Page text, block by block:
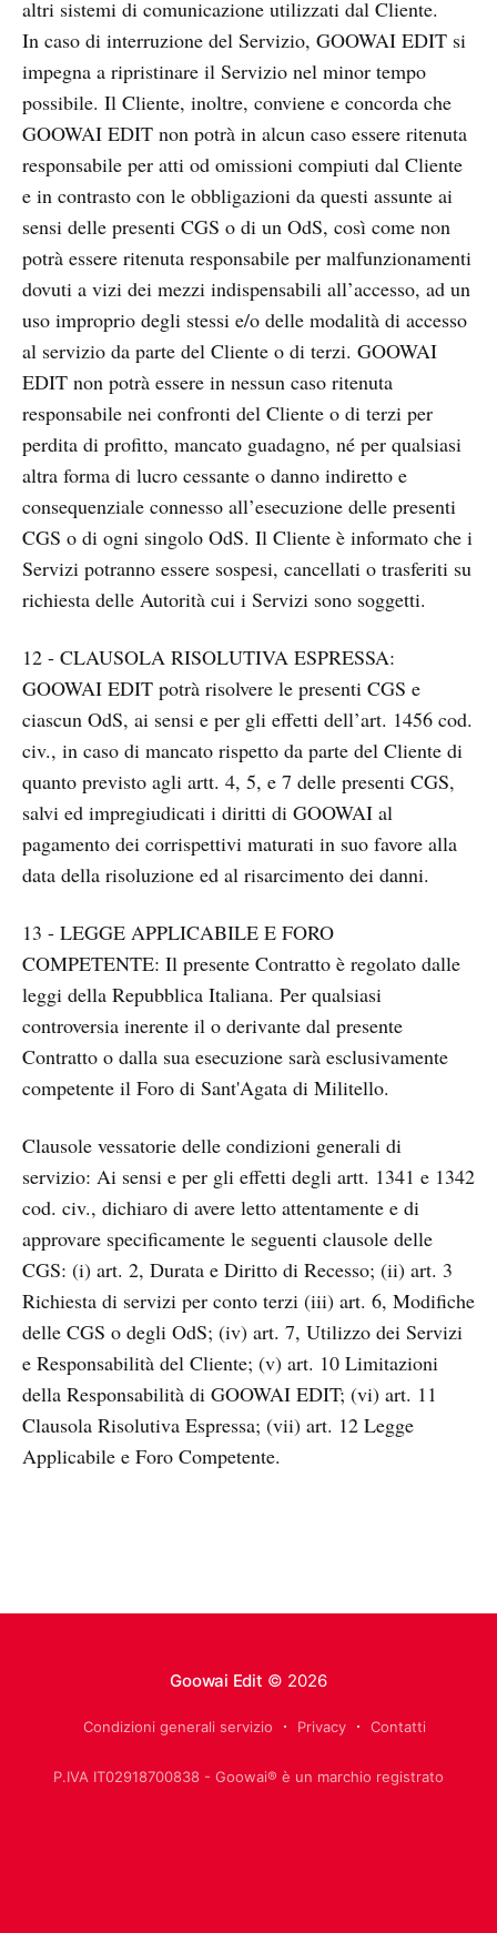
altri sistemi di comunicazione utilizzati dal Cliente.
In caso di interruzione del Servizio, GOOWAI EDIT si
impegna a ripristinare il Servizio nel minor tempo
possibile. Il Cliente, inoltre, conviene e concorda che
GOOWAI EDIT non potrà in alcun caso essere ritenuta
responsabile per atti od omissioni compiuti dal Cliente
e in contrasto con le obbligazioni da questi assunte ai
sensi delle presenti CGS o di un OdS, così come non
potrà essere ritenuta responsabile per malfunzionamenti
dovuti a vizi dei mezzi indispensabili all’accesso, ad un
uso improprio degli stessi e/o delle modalità di accesso
al servizio da parte del Cliente o di terzi. GOOWAI
EDIT non potrà essere in nessun caso ritenuta
responsabile nei confronti del Cliente o di terzi per
perdita di profitto, mancato guadagno, né per qualsiasi
altra forma di lucro cessante o danno indiretto e
consequenziale connesso all’esecuzione delle presenti
CGS o di ogni singolo OdS. Il Cliente è informato che i
Servizi potranno essere sospesi, cancellati o trasferiti su
richiesta delle Autorità cui i Servizi sono soggetti.
12 - CLAUSOLA RISOLUTIVA ESPRESSA:
GOOWAI EDIT potrà risolvere le presenti CGS e
ciascun OdS, ai sensi e per gli effetti dell’art. 1456 cod.
civ., in caso di mancato rispetto da parte del Cliente di
quanto previsto agli artt. 4, 5, e 7 delle presenti CGS,
salvi ed impregiudicati i diritti di GOOWAI al
pagamento dei corrispettivi maturati in suo favore alla
data della risoluzione ed al risarcimento dei danni.
13 - LEGGE APPLICABILE E FORO
COMPETENTE: Il presente Contratto è regolato dalle
leggi della Repubblica Italiana. Per qualsiasi
controversia inerente il o derivante dal presente
Contratto o dalla sua esecuzione sarà esclusivamente
competente il Foro di Sant'Agata di Militello.
Clausole vessatorie delle condizioni generali di
servizio: Ai sensi e per gli effetti degli artt. 1341 e 1342
cod. civ., dichiaro di avere letto attentamente e di
approvare specificamente le seguenti clausole delle
CGS: (i) art. 2, Durata e Diritto di Recesso; (ii) art. 3
Richiesta di servizi per conto terzi (iii) art. 6, Modifiche
delle CGS o degli OdS; (iv) art. 7, Utilizzo dei Servizi
e Responsabilità del Cliente; (v) art. 10 Limitazioni
della Responsabilità di GOOWAI EDIT; (vi) art. 11
Clausola Risolutiva Espressa; (vii) art. 12 Legge
Applicabile e Foro Competente.
Goowai Edit © 2026
Condizioni generali servizio Privacy Contatti
P.IVA IT02918700838 - Goowai® è un marchio registrato